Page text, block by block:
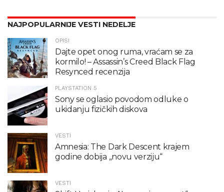
NAJPOPULARNIJE VESTI NEDELJE
OPISI
Dajte opet onog ruma, vraćam se za
kormilo! – Assassin’s Creed Black Flag
Resynced recenzija
PLAYSTATION 5
Sony se oglasio povodom odluke o
ukidanju fizičkih diskova
VESTI
Amnesia: The Dark Descent krajem
godine dobija „novu verziju“
VESTI